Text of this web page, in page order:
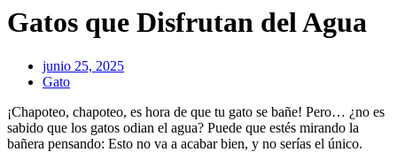
Gatos que Disfrutan del Agua
junio 25, 2025
Gato
¡Chapoteo, chapoteo, es hora de que tu gato se bañe! Pero… ¿no es
sabido que los gatos odian el agua? Puede que estés mirando la
bañera pensando: Esto no va a acabar bien, y no serías el único.